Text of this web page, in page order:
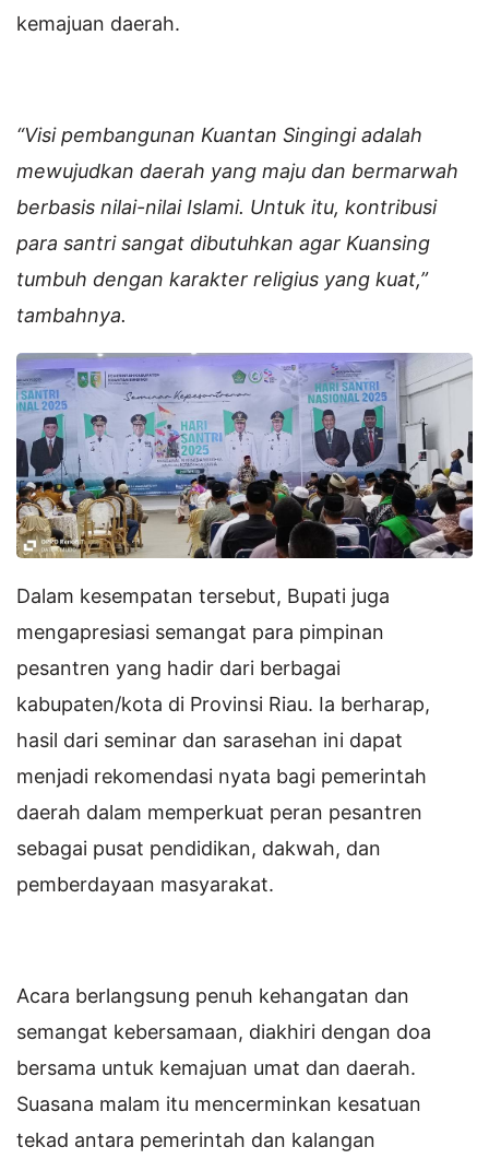
kemajuan daerah.
“Visi pembangunan Kuantan Singingi adalah
mewujudkan daerah yang maju dan bermarwah
berbasis nilai-nilai Islami. Untuk itu, kontribusi
para santri sangat dibutuhkan agar Kuansing
tumbuh dengan karakter religius yang kuat,”
tambahnya.
Dalam kesempatan tersebut, Bupati juga
mengapresiasi semangat para pimpinan
pesantren yang hadir dari berbagai
kabupaten/kota di Provinsi Riau. Ia berharap,
hasil dari seminar dan sarasehan ini dapat
menjadi rekomendasi nyata bagi pemerintah
daerah dalam memperkuat peran pesantren
sebagai pusat pendidikan, dakwah, dan
pemberdayaan masyarakat.
Acara berlangsung penuh kehangatan dan
semangat kebersamaan, diakhiri dengan doa
bersama untuk kemajuan umat dan daerah.
Suasana malam itu mencerminkan kesatuan
tekad antara pemerintah dan kalangan